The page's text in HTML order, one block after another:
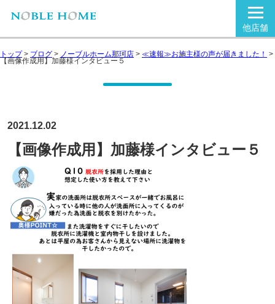
他店舗
トップ> ブログ > ノーブルホーム那珂店 > ≪速報≫お施主様の声が届きました！ >
【画像作成用】加藤様インタビュー５
2021.12.02
【画像作成用】加藤様インタビュー５